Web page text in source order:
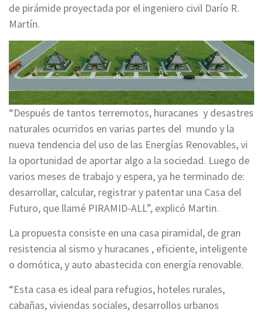
de pirámide proyectada por el ingeniero civil Darío R.
Martín.
“Después de tantos terremotos, huracanes y desastres
naturales ocurridos en varias partes del mundo y la
nueva tendencia del uso de las Energías Renovables, vi
la oportunidad de aportar algo a la sociedad. Luego de
varios meses de trabajo y espera, ya he terminado de:
desarrollar, calcular, registrar y patentar una Casa del
Futuro, que llamé PIRAMID-ALL”, explicó Martin.
La propuesta consiste en una casa piramidal, de gran
resistencia al sismo y huracanes , eficiente, inteligente
o domótica, y auto abastecida con energía renovable.
“Esta casa es ideal para refugios, hoteles rurales,
cabañas, viviendas sociales, desarrollos urbanos